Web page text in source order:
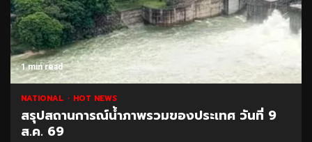
1 min read
NATIONAL HOT NEWS
สรุปสถานการณ์น้ำภาพรวมของประเทศ วันที่ 9
ส.ค. 69